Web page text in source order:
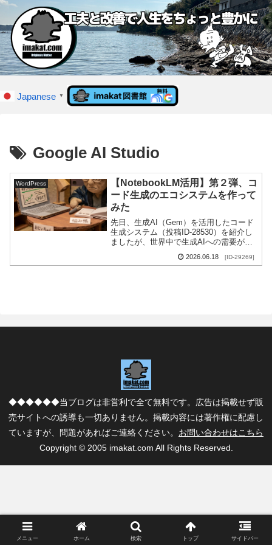
Japanese ▼
Google AI Studio
WordPress
【NotebookLM活用】第２弾、コ
ード生成のエコシステムを作って
みた
先日、生成AI（Gem）を活用したコード
生成システム（投稿ID-28530）を紹介し
ましたが、世界中で生成AIへの需要が集
つか大きな悩ましい問題が出てきました
2026.06.18 [ID-29269]
◆◆◆◆◆◆当ブログは非営利で全て無料です。広告は掲載せず販
売サイトへの誘導も一切ありません。掲載内容には著作権に配慮し
ていますが、問題があればご連絡ください。 お問い合わせはこちら
Copyright © 2005 imakat.com All Rights Reserved.
メニュー ホーム 検索 トップ サイドバー